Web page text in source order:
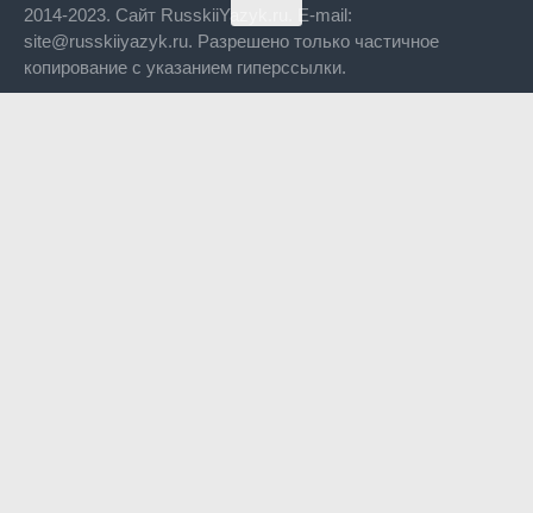
2014-2023. Сайт RusskiiYazyk.ru. E-mail:
site@russkiiyazyk.ru. Разрешено только частичное
копирование с указанием гиперссылки.